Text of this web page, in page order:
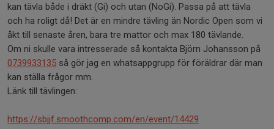
kan tävla både i dräkt (Gi) och utan (NoGi). Passa på att tävla
och ha roligt då! Det är en mindre tävling än Nordic Open som vi
åkt till senaste åren, bara tre mattor och max 180 tävlande.
Om ni skulle vara intresserade så kontakta Björn Johansson på
0739933135 så gör jag en whatsappgrupp för föräldrar där man
kan ställa frågor mm.
Länk till tävlingen:
https://sbjjf.smoothcomp.com/en/event/14429